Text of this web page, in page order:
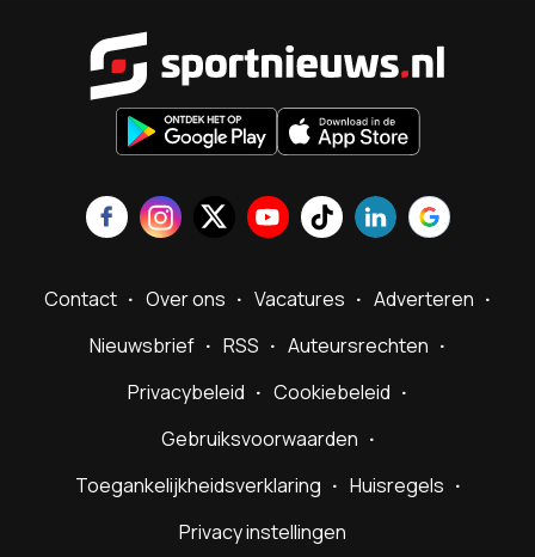
Contact Over ons Vacatures
Adverteren
Nieuwsbrief
RSS
Auteursrechten
Privacybeleid
Cookiebeleid
Gebruiksvoorwaarden
Toegankelijkheidsverklaring
Huisregels
Privacy instellingen